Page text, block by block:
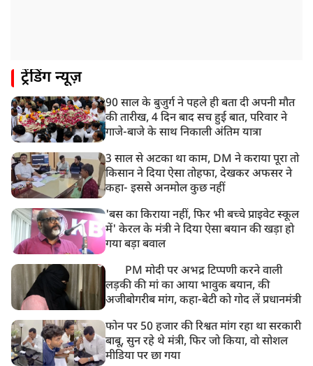
असम बाढ़: 13 जिलों में 15 लाख से ज्यादा लोग प्रभावित, मृतकों
10:21 AM
हिमाचल के चंबा में बड़ा सड़क हादसा, 7 यात्रियों की मौत; 11
घायल
ट्रेंडिंग न्यूज़
90 साल के बुजुर्ग ने पहले ही बता दी अपनी मौत
की तारीख, 4 दिन बाद सच हुई बात, परिवार ने
गाजे-बाजे के साथ निकाली अंतिम यात्रा
3 साल से अटका था काम, DM ने कराया पूरा तो
किसान ने दिया ऐसा तोहफा, देखकर अफसर ने
कहा- इससे अनमोल कुछ नहीं
'बस का किराया नहीं, फिर भी बच्चे प्राइवेट स्कूल
में' केरल के मंत्री ने दिया ऐसा बयान की खड़ा हो
गया बड़ा बवाल
PM मोदी पर अभद्र टिप्पणी करने वाली
लड़की की मां का आया भावुक बयान, की
अजीबोगरीब मांग, कहा-बेटी को गोद लें प्रधानमंत्री
फोन पर 50 हजार की रिश्वत मांग रहा था सरकारी
बाबू, सुन रहे थे मंत्री, फिर जो किया, वो सोशल
मीडिया पर छा गया